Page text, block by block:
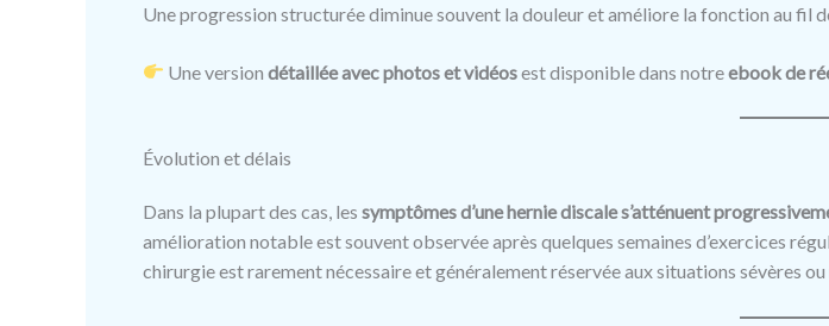
Une progression structurée diminue souvent la douleur et améliore la fonction au fil
Une versiondétaillée avec photos et vidéosest disponible dans notreebook de
Évolution et délais
Dans la plupart des cas, les symptômes d’une hernie discale s’atténuent
amélioration notable est souvent observée après quelques semaines d’exercices
chirurgie est rarement nécessaire et généralement réservée aux situations sévères